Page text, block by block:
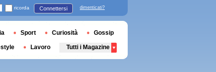
ricorda Connettersi dimenticati?
Sport Curiosità Gossip
Lavoro Tutti i Magazine